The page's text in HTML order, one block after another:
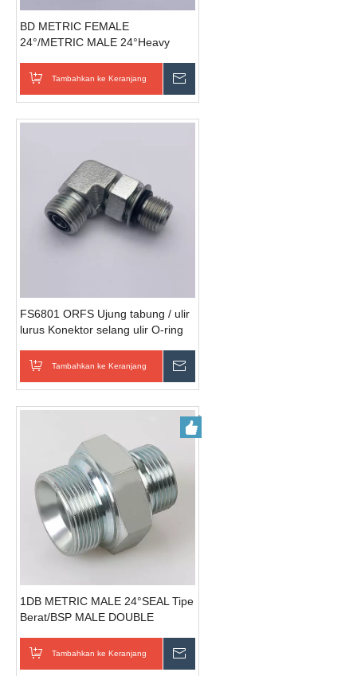
BD METRIC FEMALE
24°/METRIC MALE 24°Heavy
pabrik
Tambahkan ke Keranjang
FS6801 ORFS Ujung tabung / ulir
lurus Konektor selang ulir O-ring
Tambahkan ke Keranjang
1DB METRIC MALE 24°SEAL Tipe
Berat/BSP MALE DOUBLE
fitting
Tambahkan ke Keranjang